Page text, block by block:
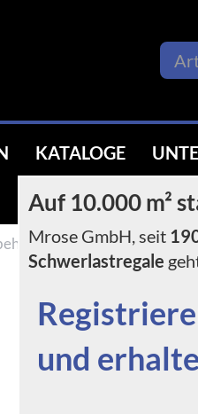
KATALOGE
Schwerlastregale
Auf 10.000 m²
Mrose GmbH, seit
Schwerlastregale
und